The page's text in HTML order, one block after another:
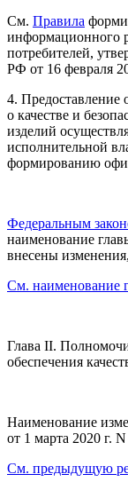
См. Правила
информационного
потребителей,
РФ от 16 февраля
4. Предоставление
о качестве и
изделий
исполнительной
формированию
Федеральным
наименование
внесены изменения,
См. наименование
Глава II.
обеспечения
Наименование
от 1 марта 2020 г.
См. предыдущую